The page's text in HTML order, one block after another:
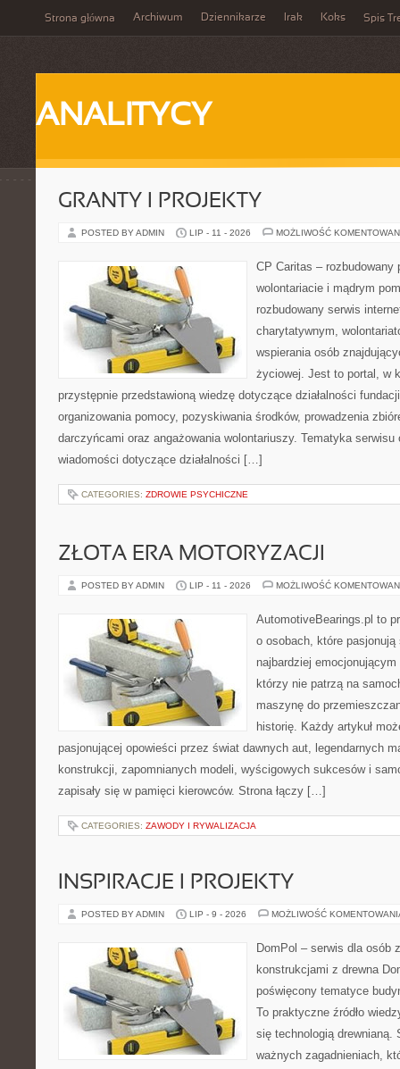
Strona główna Archiwum Dziennikarze Irak Koks Spis
ANALITYCY
GRANTY I PROJEKTY
POSTED BY ADMIN LIP - 11 - 2026 MOŻLIWOŚĆ
CP Caritas – rozbudowany
wolontariacie i mądrym
rozbudowany serwis
charytatywnym,
wspierania osób
życiowej. Jest to portal, w
przystępnie przedstawioną wiedzę dotyczące działalności
organizowania pomocy, pozyskiwania środków, prowadzenia
darczyńcami oraz angażowania wolontariuszy. Tematyka
wiadomości dotyczące działalności […]
CATEGORIES: ZDROWIE PSYCHICZNE
ZŁOTA ERA MOTORYZACJI
POSTED BY ADMIN LIP - 11 - 2026 MOŻLIWOŚĆ
AutomotiveBearings.pl to
o osobach, które
najbardziej
którzy nie patrzą na
maszynę do
historię. Każdy artykuł
pasjonującej opowieści przez świat dawnych aut, legendarnych
konstrukcji, zapomnianych modeli, wyścigowych sukcesów i
zapisały się w pamięci kierowców. Strona łączy […]
CATEGORIES: ZAWODY I RYWALIZACJA
INSPIRACJE I PROJEKTY
POSTED BY ADMIN LIP - 9 - 2026 MOŻLIWOŚĆ
DomPol – serwis dla osób
konstrukcjami z drewna
poświęcony tematyce
To praktyczne źródło
się technologią drewnianą.
ważnych zagadnieniach,